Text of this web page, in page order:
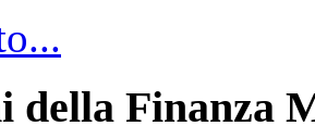
della Finanza